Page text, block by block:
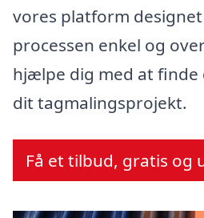
vores platform
processen enkel og
hjælpe dig med at
dit tagmalingsprojekt.
Få et tilbud, gratis og